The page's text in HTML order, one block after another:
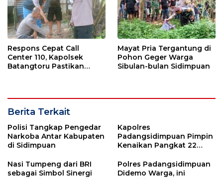
Respons Cepat Call
Center 110, Kapolsek
Batangtoru Pastikan
Mayat Pria Tergantung di
Pohon Geger Warga
Sibulan-bulan Sidimpuan
Berita Terkait
Polisi Tangkap Pengedar
Narkoba Antar Kabupaten
di Sidimpuan
Kapolres
Padangsidimpuan Pimpin
Kenaikan Pangkat 22
Nasi Tumpeng dari BRI
sebagai Simbol Sinergi
Polres Padangsidimpuan
Didemo Warga, ini